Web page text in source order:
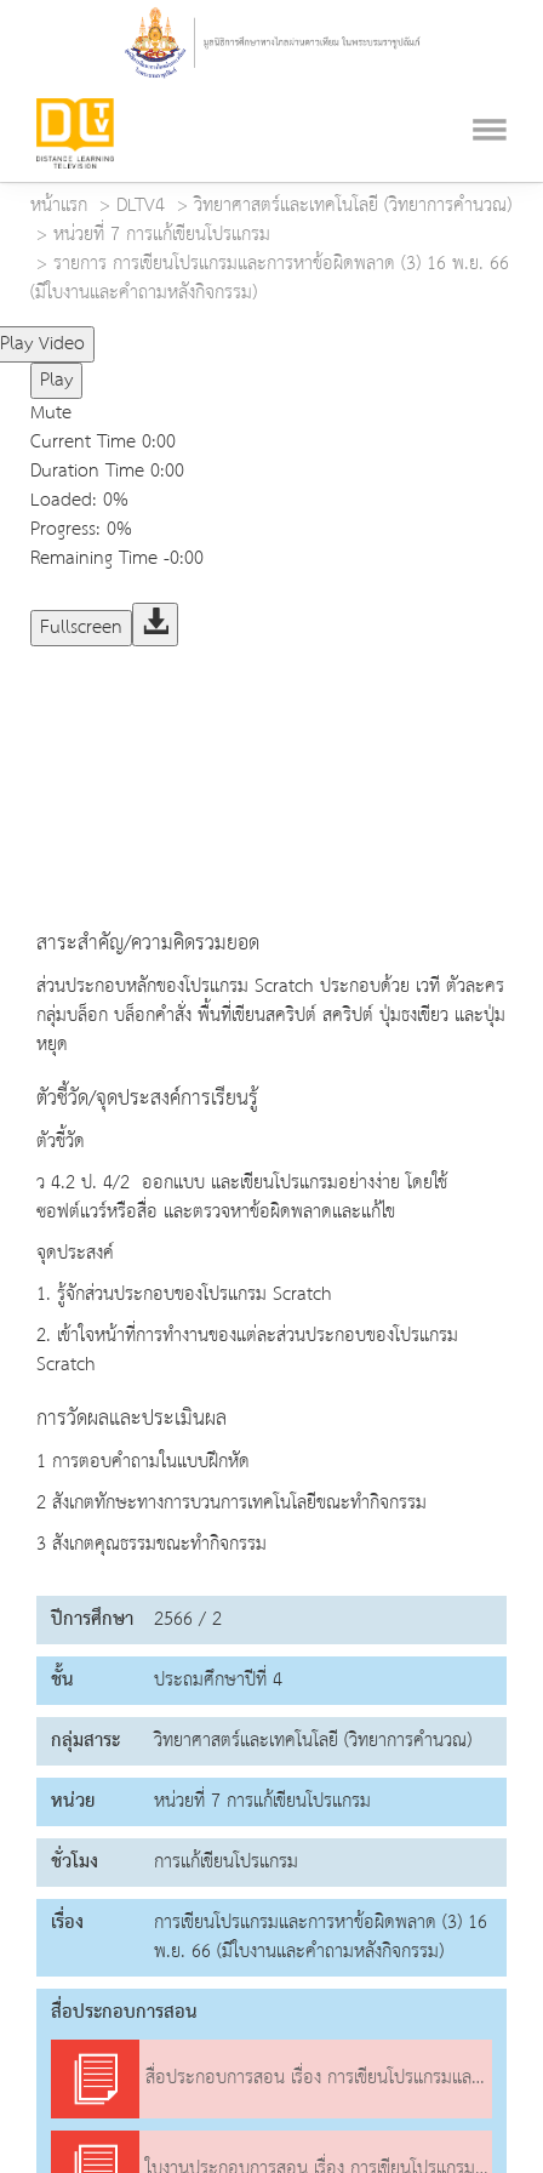
หน้าแรก DLTV4
วิทยาศาสตร์และเทคโนโลยี (วิทยาการคำนวณ)
หน่วยที่ 7 การแก้เขียนโปรแกรม
รายการ การเขียนโปรแกรมและการหาข้อผิดพลาด (3) 16 พ.ย. 66
(มีใบงานและคำถามหลังกิจกรรม)
Play Video
Play
Mute
Current Time0:00
Duration Time0:00
Loaded: 0%
Progress: 0%
Remaining Time-0:00
Fullscreen
สาระสำคัญ/ความคิดรวมยอด
ส่วนประกอบหลักของโปรแกรม Scratch ประกอบด้วย เวที ตัวละคร
กลุ่มบล็อก บล็อกคำสั่ง พื้นที่เขียนสคริปต์ สคริปต์ ปุ่มธงเขียว และปุ่ม
หยุด
ตัวชี้วัด/จุดประสงค์การเรียนรู้
ตัวชี้วัด
ว 4.2 ป. 4/2 ออกแบบ และเขียนโปรแกรมอย่างง่าย โดยใช้
ซอฟต์แวร์หรือสื่อ และตรวจหาข้อผิดพลาดและแก้ไข
จุดประสงค์
1. รู้จักส่วนประกอบของโปรแกรม Scratch
2. เข้าใจหน้าที่การทำงานของแต่ละส่วนประกอบของโปรแกรม
Scratch
การวัดผลและประเมินผล
1 การตอบคำถามในแบบฝึกหัด
2 สังเกตทักษะทางการบวนการเทคโนโลยีขณะทำกิจกรรม
3 สังเกตคุณธรรมขณะทำกิจกรรม
ปีการศึกษา 2566 / 2
ชั้น
ประถมศึกษาปีที่ 4
กลุ่มสาระ
วิทยาศาสตร์และเทคโนโลยี (วิทยาการคำนวณ)
หน่วย
หน่วยที่ 7 การแก้เขียนโปรแกรม
ชั่วโมง
การแก้เขียนโปรแกรม
เรื่อง
การเขียนโปรแกรมและการหาข้อผิดพลาด (3) 16
พ.ย. 66 (มีใบงานและคำถามหลังกิจกรรม)
สื่อประกอบการสอน
สื่อประกอบการสอน เรื่อง การเขียนโปรแกรมและการหาข้อผิดพลาด (3)